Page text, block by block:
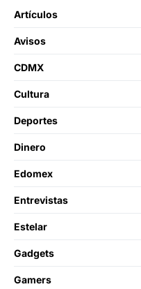
Artículos
Avisos
CDMX
Cultura
Deportes
Dinero
Edomex
Entrevistas
Estelar
Gadgets
Gamers